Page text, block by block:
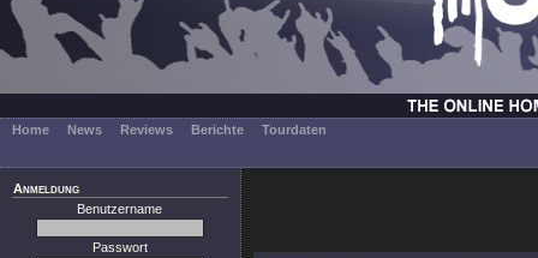
Home News Reviews Berichte Tourdaten
Anmeldung
Benutzername
Passwort